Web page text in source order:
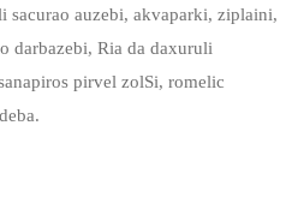
sacurao auzebi, akvaparki, ziplaini,
darbazebi, Ria da daxuruli
pirvel zolSi, romelic